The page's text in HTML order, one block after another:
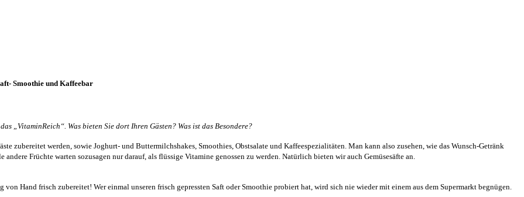
Smoothie und Kaffeebar
„VitaminReich“. Was bieten Sie dort Ihren Gästen? Was ist das Besondere?
zubereitet werden, sowie Joghurt- und Buttermilchshakes, Smoothies, Obstsalate und Kaffeespezialitäten. Man kann also zusehen, wie das Wunsch-Getränk
Früchte warten sozusagen nur darauf, als flüssige Vitamine genossen zu werden. Natürlich bieten wir auch Gemüsesäfte an.
Hand frisch zubereitet! Wer einmal unseren frisch gepressten Saft oder Smoothie probiert hat, wird sich nie wieder mit einem aus dem Supermarkt begnügen.